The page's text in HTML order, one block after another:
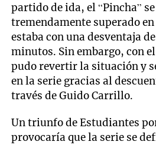
partido de ida, el “Pincha”
tremendamente superado
estaba con una desventaja
minutos. Sin embargo, con
pudo revertir la situación y
en la serie gracias al
través de Guido Carrillo.
Un triunfo de Estudiantes
provocaría que la serie se